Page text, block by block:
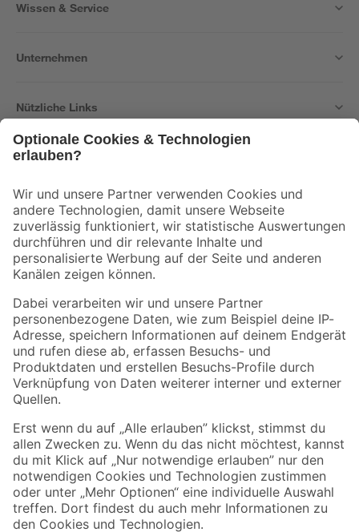
Wissen & Service
Unternehmen
Nützliche Links
Der toom Newsletter: Keine Angebote und Aktionen mehr verpassen!
Zur Newsletter Anmeldung
Folge uns
Zahlungsarten Versandarten
Sicher einkaufen
Jetzt die toom-App herunterladen